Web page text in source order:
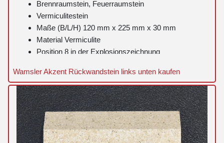
Brennraumstein, Feuerraumstein
Vermiculitestein
Maße (B/L/H) 120 mm x 225 mm x 30 mm
Material Vermiculite
Position 8 in der Explosionszeichnung
Wamsler Akzent Rückwandstein links unten kaufen